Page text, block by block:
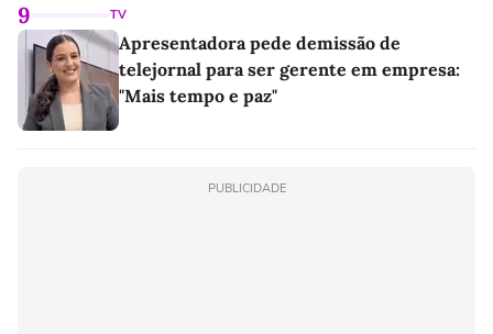
9 TV
Apresentadora pede demissão de
telejornal para ser gerente em empresa:
"Mais tempo e paz"
PUBLICIDADE